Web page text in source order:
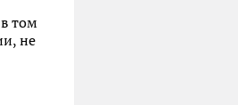
том
не